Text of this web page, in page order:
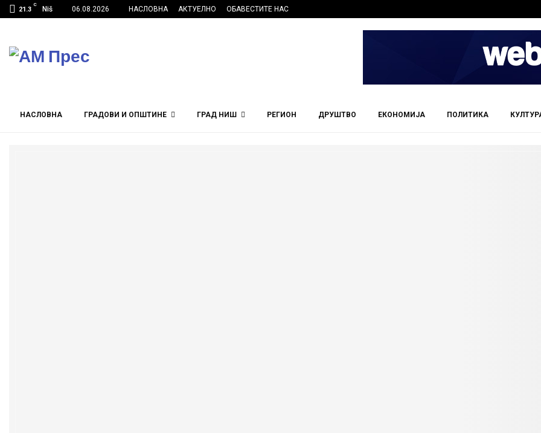
21.3
C
Niš 06.08.2026 НАСЛОВНА АКТУЕЛНО ОБАВЕСТИТЕ НАС
НАСЛОВНА ГРАДОВИ И ОПШТИНЕ ГРАД НИШ РЕГИОН ДРУШТВО ЕКОНОМИЈА ПОЛИТИКА